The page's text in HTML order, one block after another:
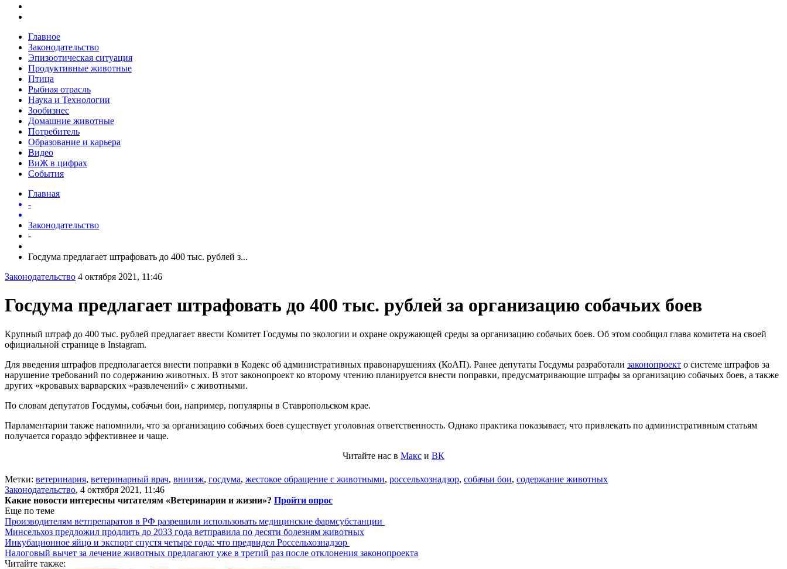
Главное
Законодательство
Эпизоотическая ситуация
Продуктивные животные
Птица
Рыбная отрасль
Наука и Технологии
Зообизнес
Домашние животные
Потребитель
Образование и карьера
Видео
ВиЖ в цифрах
События
Главная
-
Законодательство
-
Госдума предлагает штрафовать до 400 тыс. рублей з...
Законодательство 4 октября 2021, 11:46
Госдума предлагает штрафовать до 400 тыс. рублей за организацию собачьих боев
Крупный штраф до 400 тыс. рублей предлагает ввести Комитет Госдумы по экологии и охране окружающей среды за организацию собачьих боев. Об этом сообщил глава комитета на своей
официальной странице в Instagram.
Для введения штрафов предполагается внести поправки в Кодекс об административных правонарушениях (КоАП). Ранее депутаты Госдумы разработали законопроект о системе штрафов за
нарушение требований по содержанию животных. В этот законопроект ко второму чтению планируется внести поправки, предусматривающие штрафы за организацию собачьих боев, а также
других «кровавых варварских «развлечений» с животными.
По словам депутатов Госдумы, собачьи бои, например, популярны в Ставропольском крае.
Парламентарии также напомнили, что за организацию собачьих боев существует уголовная ответственность. Однако практика показывает, что привлекать по административным статьям
получается гораздо эффективнее и чаще.
Читайте нас в Макс и ВК
Метки: ветеринария, ветеринарный врач, вниизж, госдума, жестокое обращение с животными, россельхознадзор, собачьи бои, содержание животных
Законодательство, 4 октября 2021, 11:46
Какие новости интересны читателям «Ветеринарии и жизни»? Пройти опрос
Еще по теме
Производителям ветпрепаратов в РФ разрешили использовать медицинские фармсубстанции
Минсельхоз предложил продлить до 2033 года ветправила по десяти болезням животных
Инкубационное яйцо и экспорт спустя четыре года: что предвидел Россельхознадзор
Налоговый вычет за лечение животных предлагают уже в третий раз после отклонения законопроекта
Читайте также: